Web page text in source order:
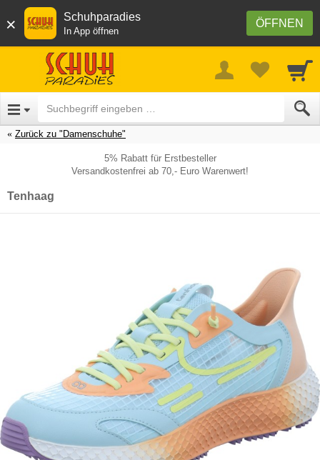
× ÖFFNEN
Schuhparadies
In App öffnen
Zurück zu "Damenschuhe"
5% Rabatt für Erstbesteller
Versandkostenfrei ab 70,- Euro Warenwert!
Tenhaag